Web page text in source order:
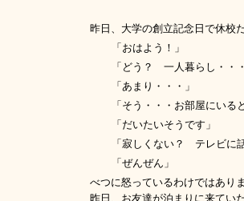
昨日、大学の創立記念日で休校
「おはよう！」
「どう？ 一人暮らし・・
「あまり・・・」
「そう・・・お部屋にいる
「だいたいそうです」
「寂しくない？ テレビに
「ぜんぜん」
べつに怒っているわけではあり
昨日、お友達が泊まりに来てい